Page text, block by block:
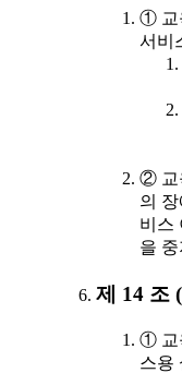
① 교
서비
② 교
의
비스
을
제 14 조
① 교
스용